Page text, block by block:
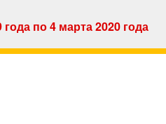
по 4 марта 2020 года